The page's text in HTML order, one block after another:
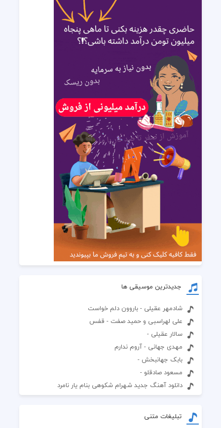
جدیدترین موسیقی ها
شادمهر عقیلی - باروون دلم خواست
علی لهراسبی و حمید صفت - قفس
سالار عقیلی -
مهدی جهانی - آروم ندارم
بابک جهانبخش -
مسعود صادقلو -
دانلود آهنگ جدید شهرام شکوهی بنام یار نامرد
تبلیغات متنی